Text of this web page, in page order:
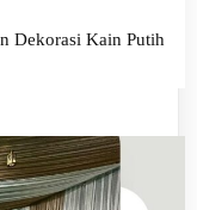
Dekorasi Kain Putih